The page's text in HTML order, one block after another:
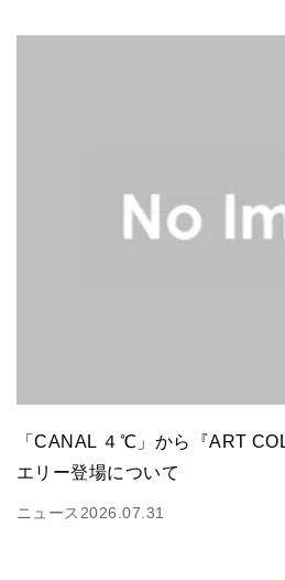
「CANAL ４℃」から『ART
エリー登場について
ニュース 2026.07.31